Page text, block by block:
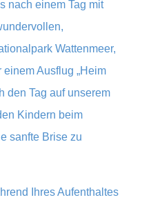
nach einem Tag mit
Wattenmeer,
Ausflug „Heim
den Tag auf unserem
Kindern beim
sanfte Brise zu
Ihres Aufenthaltes